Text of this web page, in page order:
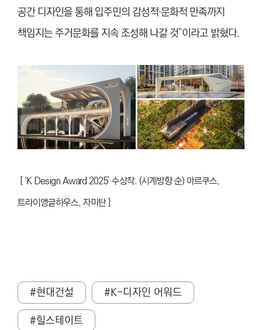
공간 디자인을 통해 입주민의 감성적·문화적 만족까지
책임지는 주거문화를 지속 조성해 나갈 것”이라고 밝혔다.
[ ‘K Design Award 2025’ 수상작. (시계방향 순) 아르쿠스,
트라이앵글하우스, 자미탄 ]
#현대건설
#K-디자인 어워드
#힐스테이트